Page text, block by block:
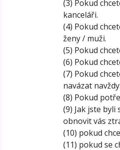
(3) Pokud
kanceláři.
(4) Pokud
ženy / muži.
(5) Pokud
(6) Pokud
(7) Pokud
navázat navždy.
(8) Pokud
(9) Jak jste byli
obnovit vás
(10) pokud
(11) pokud se